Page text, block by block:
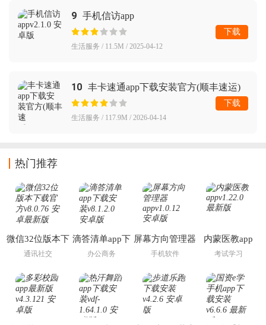
9 手机信访app
生活服务 / 11.5M / 2025-04-12
下载
10 丰卡速通app下载安装官方(顺丰速运)
生活服务 / 117.9M / 2026-04-14
下载
热门推荐
微信32位版本下
载官方
通讯社交
滴答清单app下
载安装
办公商务
屏幕方向管理器
app
手机软件
内蒙医教app
考试学习